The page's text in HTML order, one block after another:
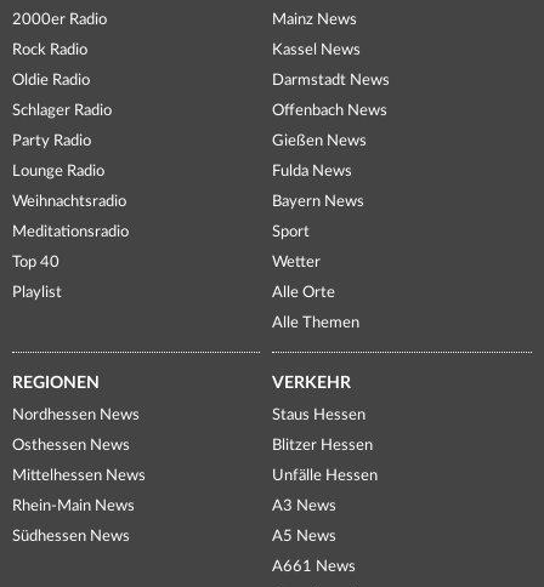
2000er Radio
Rock Radio
Oldie Radio
Schlager Radio
Party Radio
Lounge Radio
Weihnachtsradio
Meditationsradio
Top 40
Playlist
Mainz News
Kassel News
Darmstadt News
Offenbach News
Gießen News
Fulda News
Bayern News
Sport
Wetter
Alle Orte
Alle Themen
REGIONEN
Nordhessen News
Osthessen News
Mittelhessen News
Rhein-Main News
Südhessen News
VERKEHR
Staus Hessen
Blitzer Hessen
Unfälle Hessen
A3 News
A5 News
A661 News